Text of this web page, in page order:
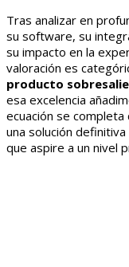
Tras analizar en
su software, su
su impacto en la
valoración es
producto
esa excelencia
ecuación se
una solución
que aspire a un nivel